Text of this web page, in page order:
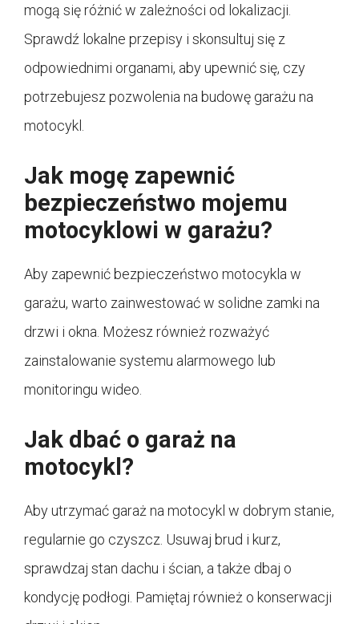
mogą się różnić w zależności od lokalizacji.
Sprawdź lokalne przepisy i skonsultuj się z
odpowiednimi organami, aby upewnić się, czy
potrzebujesz pozwolenia na budowę garażu na
motocykl.
Jak mogę zapewnić
bezpieczeństwo mojemu
motocyklowi w garażu?
Aby zapewnić bezpieczeństwo motocykla w
garażu, warto zainwestować w solidne zamki na
drzwi i okna. Możesz również rozważyć
zainstalowanie systemu alarmowego lub
monitoringu wideo.
Jak dbać o garaż na
motocykl?
Aby utrzymać garaż na motocykl w dobrym stanie,
regularnie go czyszcz. Usuwaj brud i kurz,
sprawdzaj stan dachu i ścian, a także dbaj o
kondycję podłogi. Pamiętaj również o konserwacji